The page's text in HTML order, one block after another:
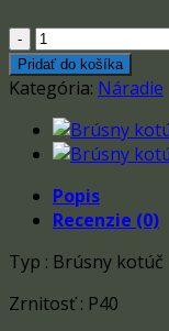
množstvo
Brúsny
kotúč
drevo
P40
Pridať do košíka
Kategória: Náradie
Popis
Recenzie (0)
Typ : Brúsny kotúč
Zrnitosť : P40